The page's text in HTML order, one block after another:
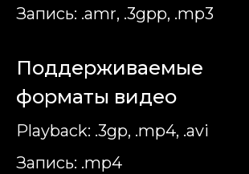
Запись: .amr, .3gpp, .mp3
Поддерживаемые
форматы видео
Playback: .3gp, .mp4, .avi
Запись: .mp4